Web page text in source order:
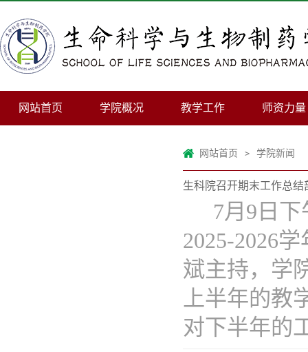
网站首页 学院概况 教学工作 师资力量
网站首页 > 学院新闻
生科院召开期末工作总结
7月9日
2025-2026
斌主持，学
上半年的
对下半年的